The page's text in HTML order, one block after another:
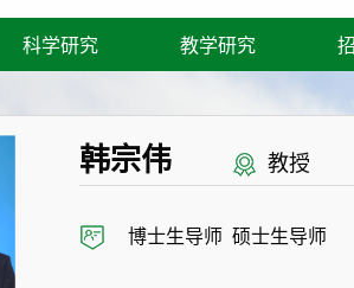
科学研究 教学研究
韩宗伟 教授
博士生导师 硕士生导师